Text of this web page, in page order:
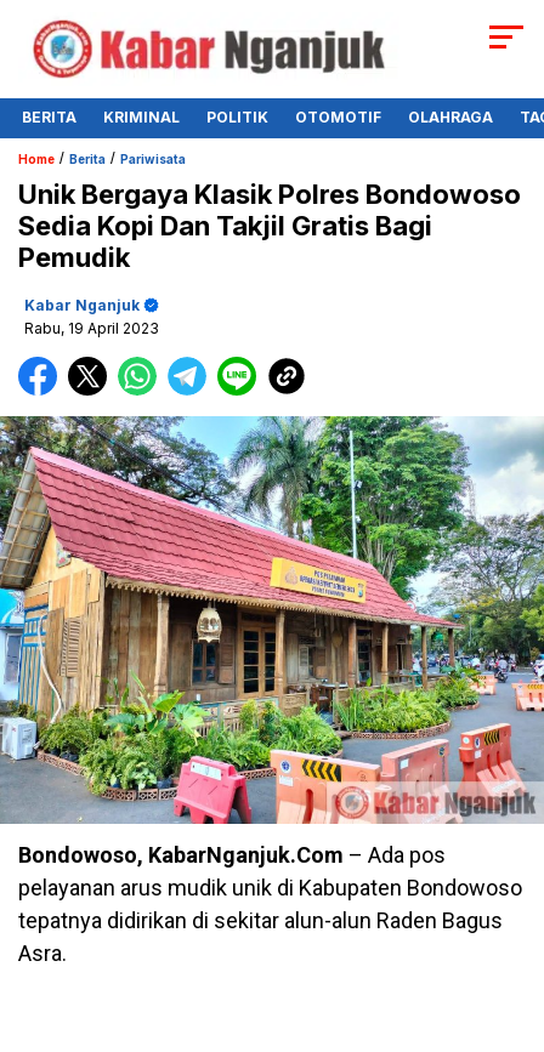
BERITA KRIMINAL POLITIK OTOMOTIF OLAHRAGA
Home / Berita / Pariwisata
Unik Bergaya Klasik Polres Bondowoso
Sedia Kopi Dan Takjil Gratis Bagi
Pemudik
Kabar Nganjuk
Rabu, 19 April 2023
Bondowoso, KabarNganjuk.Com – Ada pos
pelayanan arus mudik unik di Kabupaten Bondowoso
tepatnya didirikan di sekitar alun-alun Raden Bagus
Asra.